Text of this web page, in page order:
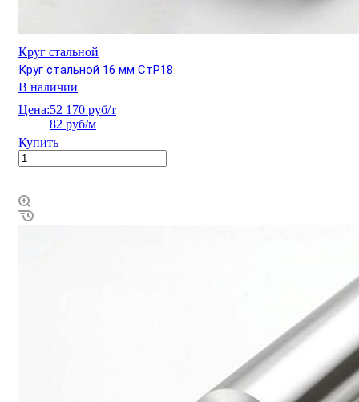
Круг стальной
Круг стальной 16 мм СтР18
В наличии
Цена:52 170 руб/т
82 руб/м
Купить